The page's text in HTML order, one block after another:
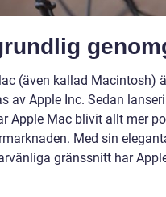
(även kallad Macintosh)
av Apple Inc. Sedan
Apple Mac blivit allt mer
Med sin
gränssnitt har